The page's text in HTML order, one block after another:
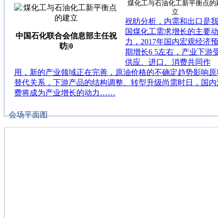
中国石化联合会信息部主任祝
昉|0
煤化工与石油化工新平衡点的
立
祝昉分析，内需和出口是我
国煤化工需求增长的主要动
力，2017年国内宏观经济预
期增长6 5左右，产业下游
供应、进口、消费共同作
用，新的产业领域正在完善，原油价格的不确定趋势影响原
替代关系，下游产品的结构调整、转型升级尚需时日，国内
费将成为产业增长的动力……
会场平面图